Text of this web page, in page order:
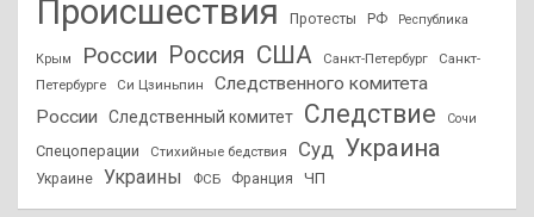
Происшествия Протесты РФ Республика
Крым России Россия США Санкт-Петербург
Санкт-
Петербурге
Си Цзиньпин
Следственного комитета
России
Следственный комитет Следствие Сочи
Спецоперации Стихийные бедствия Суд Украина
Украине Украины ФСБ Франция ЧП